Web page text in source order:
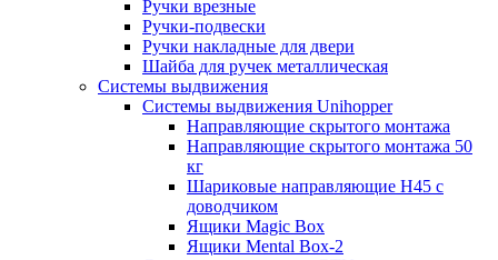
Ручки врезные
Ручки-подвески
Ручки накладные для двери
Шайба для ручек металлическая
Системы выдвижения
Системы выдвижения Unihopper
Направляющие скрытого монтажа
Направляющие скрытого монтажа 50
кг
Шариковые направляющие H45 с
доводчиком
Ящики Magic Box
Ящики Mental Box-2